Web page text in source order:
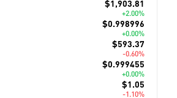
$1,903.81
+2.00%
$0.998996
+0.00%
$593.37
-0.60%
$0.999455
+0.00%
$1.05
-1.10%